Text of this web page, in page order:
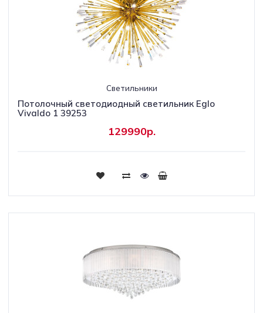
Светильники
Потолочный светодиодный светильник Eglo
Vivaldo 1 39253
129990р.